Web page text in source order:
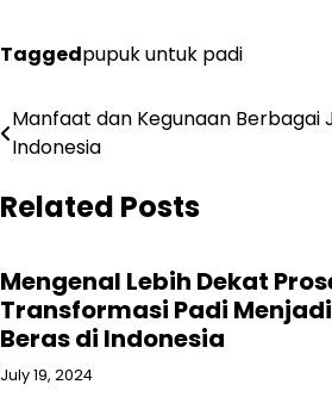
Taggedpupuk untuk padi
Post
navigation
Manfaat dan Kegunaan Berbagai
Indonesia
Related Posts
Mengenal Lebih Dekat
Transformasi Padi Menjadi
Beras di Indonesia
July 19, 2024